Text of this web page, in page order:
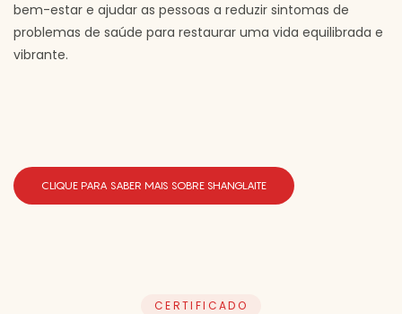
bem-estar e ajudar as pessoas a reduzir sintomas de
problemas de saúde para restaurar uma vida equilibrada e
vibrante.
CLIQUE PARA SABER MAIS SOBRE SHANGLAITE
CERTIFICADO